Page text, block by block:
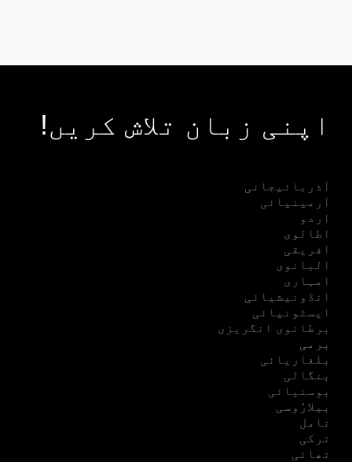
اپنی زبان تلاش کریں!
آذربائیجانی
آرمینیائی
اردو
اطالوی
افریقی
البانوی
امہاری
انڈونیشیائی
ایسٹونیائی
برطانوی انگریزی
برمی
بلغاریائی
بنگالی
بوسنیائی
بیلارُوسی
تامل
ترکی
تھائی